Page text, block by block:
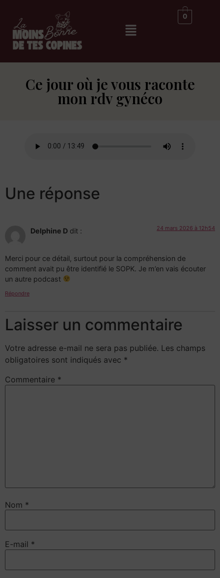
0
Ce jour où je vous raconte
mon rdv gynéco
Une réponse
Delphine D dit : 24 mars 2026 à 12h54
Merci pour ce détail, surtout pour la compréhension de
comment avait pu être identifié le SOPK. Je m’en vais écouter
un autre podcast
Répondre
Laisser un commentaire
Votre adresse e-mail ne sera pas publiée. Les champs
obligatoires sont indiqués avec *
Commentaire *
Nom *
E-mail *